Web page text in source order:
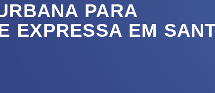
PARA
EXPRESSA EM